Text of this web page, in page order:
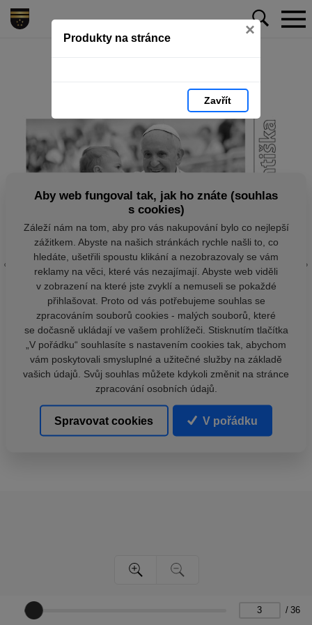
Produkty na stránce ×
Zavřít
/ 36
Aby web fungoval tak, jak ho znáte (souhlas
s cookies)
Záleží nám na tom, aby pro vás nakupování bylo co nejlepší
zážitkem. Abyste na našich stránkách rychle našli to, co
hledáte, ušetřili spoustu klikání a nezobrazovaly se vám
reklamy na věci, které vás nezajímají. Abyste web viděli
v zobrazení na které jste zvyklí a nemuseli se pokaždé
přihlašovat. Proto od vás potřebujeme souhlas se
zpracováním souborů cookies - malých souborů, které
se dočasně ukládají ve vašem prohlížeči. Stisknutím tlačítka
„V pořádku“ souhlasíte s nastavením cookies tak, abychom
vám poskytovali smysluplné a užitečné služby na základě
vašich údajů. Svůj souhlas můžete kdykoli změnit na stránce
zpracování osobních údajů.
Spravovat cookies V pořádku